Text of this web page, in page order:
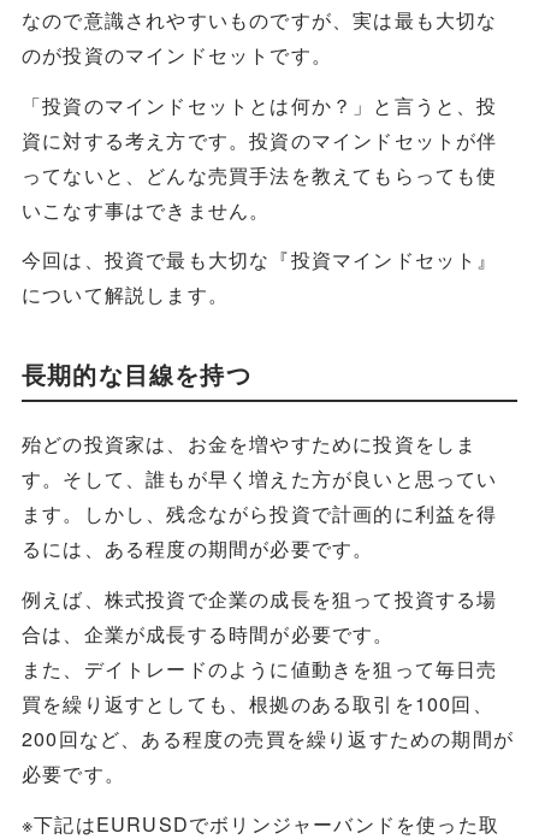
なので意識されやすいものですが、実は最も大切な
のが投資のマインドセットです。
「投資のマインドセットとは何か？」と言うと、投
資に対する考え方です。投資のマインドセットが伴
ってないと、どんな売買手法を教えてもらっても使
いこなす事はできません。
今回は、投資で最も大切な『投資マインドセット』
について解説します。
長期的な目線を持つ
殆どの投資家は、お金を増やすために投資をしま
す。そして、誰もが早く増えた方が良いと思ってい
ます。しかし、残念ながら投資で計画的に利益を得
るには、ある程度の期間が必要です。
例えば、株式投資で企業の成長を狙って投資する場
合は、企業が成長する時間が必要です。
また、デイトレードのように値動きを狙って毎日売
買を繰り返すとしても、根拠のある取引を100回、
200回など、ある程度の売買を繰り返すための期間が
必要です。
※下記はEURUSDでボリンジャーバンドを使った取